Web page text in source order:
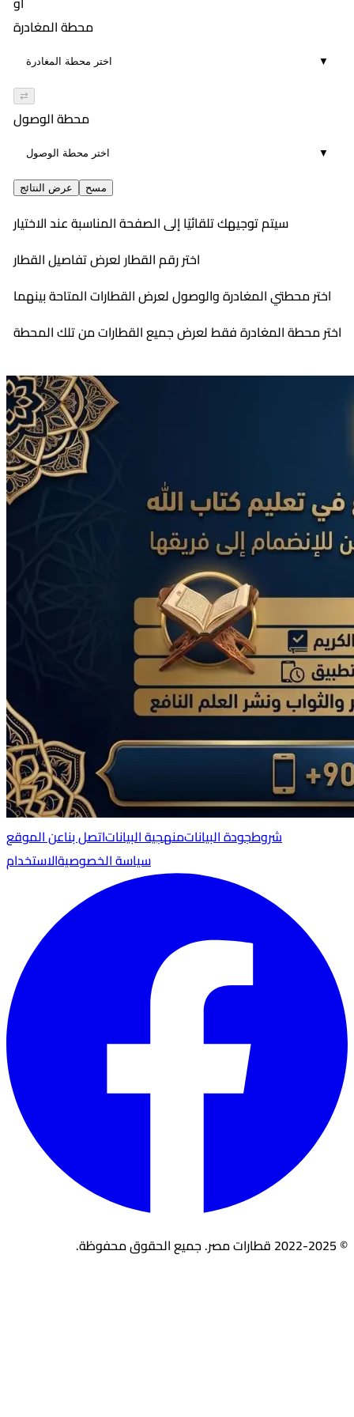
محطة المغادرة
▼
⇄
محطة الوصول
▼
عرض النتائج مسح
سيتم توجيهك تلقائيًا إلى الصفحة المناسبة عند الاختيار
اختر رقم القطار لعرض تفاصيل القطار
اختر محطتي المغادرة والوصول لعرض القطارات المتاحة بينهما
اختر محطة المغادرة فقط لعرض جميع القطارات من تلك المحطة
عن الموقعاتصل بنامنهجية البياناتجودة البياناتشروط
الاستخدامسياسة الخصوصية
© 2022-2025 قطارات مصر. جميع الحقوق محفوظة.